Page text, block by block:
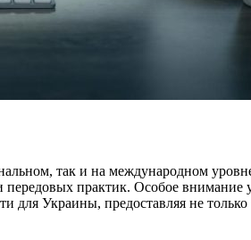
так и на международном
практик. Особое внимание
Украины, предоставляя не